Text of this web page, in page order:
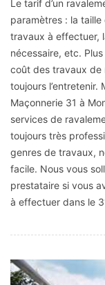
Le tarif d’un
paramètres : la taille
travaux à effectuer,
nécessaire, etc.
coût des travaux de
toujours
Maçonnerie 31 à
services de
toujours très
genres de travaux,
facile. Nous vous
prestataire si vous
à effectuer dans le